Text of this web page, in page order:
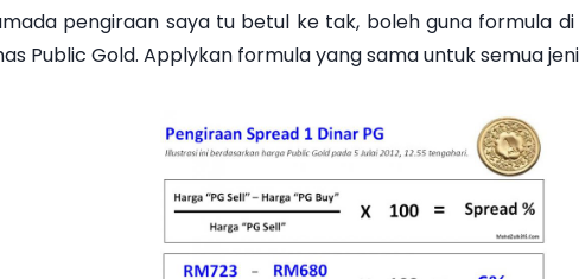
pengiraan saya tu betul ke tak, boleh guna formula
Public Gold. Applykan formula yang sama untuk semua